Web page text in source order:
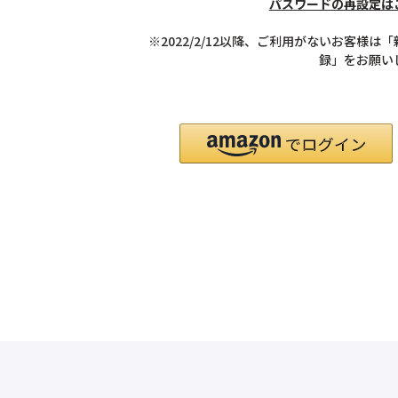
パスワードの再設定は
※2022/2/12以降、ご利用がないお客様は「
録」をお願い